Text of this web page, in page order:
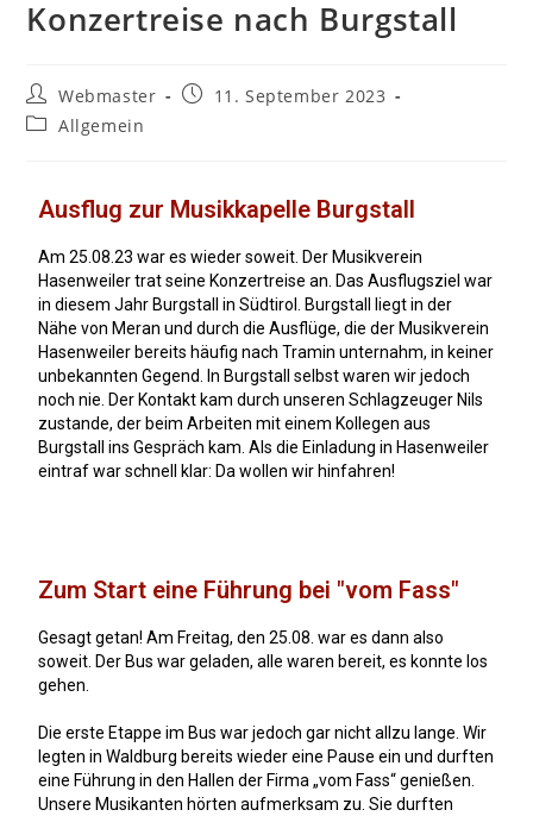
Konzertreise nach Burgstall
Webmaster
11. September 2023
Allgemein
Ausflug zur Musikkapelle Burgstall
Am 25.08.23 war es wieder soweit. Der Musikverein
Hasenweiler trat seine Konzertreise an. Das Ausflugsziel war
in diesem Jahr Burgstall in Südtirol. Burgstall liegt in der
Nähe von Meran und durch die Ausflüge, die der Musikverein
Hasenweiler bereits häufig nach Tramin unternahm, in keiner
unbekannten Gegend. In Burgstall selbst waren wir jedoch
noch nie. Der Kontakt kam durch unseren Schlagzeuger Nils
zustande, der beim Arbeiten mit einem Kollegen aus
Burgstall ins Gespräch kam. Als die Einladung in Hasenweiler
eintraf war schnell klar: Da wollen wir hinfahren!
Zum Start eine Führung bei "vom Fass"
Gesagt getan! Am Freitag, den 25.08. war es dann also
soweit. Der Bus war geladen, alle waren bereit, es konnte los
gehen.
Die erste Etappe im Bus war jedoch gar nicht allzu lange. Wir
legten in Waldburg bereits wieder eine Pause ein und durften
eine Führung in den Hallen der Firma „vom Fass“ genießen.
Unsere Musikanten hörten aufmerksam zu. Sie durften